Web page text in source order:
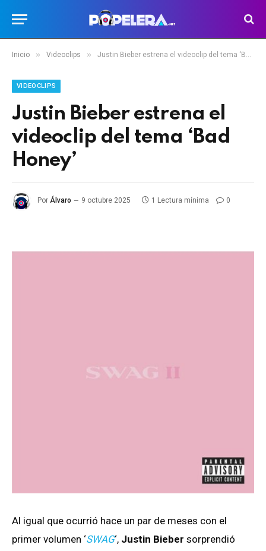
Inicio » Videoclips » Justin Bieber estrena el videoclip del tema ‘Bad Honey’
VIDEOCLIPS
Justin Bieber estrena el
videoclip del tema ‘Bad
Honey’
Por Álvaro 9 octubre 2025 1 Lectura mínima 0
Al igual que ocurrió hace un par de meses con el
primer volumen ‘SWAG‘, Justin Bieber sorprendió